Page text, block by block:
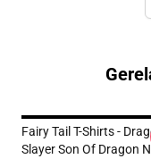
Fairy Tail T-Shirts -
Slayer Son Of Dragon